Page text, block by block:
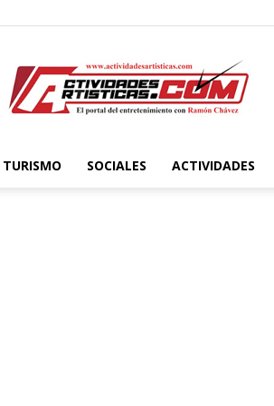
Actividadesartisticas.com
TURISMO SOCIALES ACTIVIDADES